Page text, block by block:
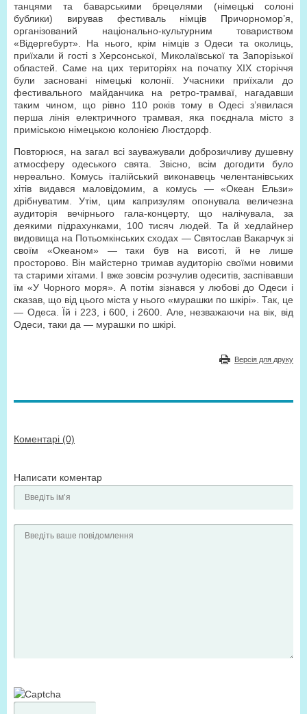
танцями та баварськими брецелями (німецькі солоні
бублики) вирував фестиваль німців Причорномор’я,
організований національно-культурним товариством
«Відергебурт». На нього, крім німців з Одеси та околиць,
приїхали й гості з Херсонської, Миколаївської та Запорізької
областей. Саме на цих територіях на початку ХІХ сторіччя
були засновані німецькі колонії. Учасники приїхали до
фестивального майданчика на ретро-трамваї, нагадавши
таким чином, що рівно 110 років тому в Одесі з’явилася
перша лінія електричного трамвая, яка поєднала місто з
приміською німецькою колонією Люстдорф.
Повторюся, на загал всі зауважували доброзичливу душевну
атмосферу одеського свята. Звісно, всім догодити було
нереально. Комусь італійський виконавець челентанівських
хітів видався маловідомим, а комусь — «Океан Ельзи»
дрібнуватим. Утім, цим капризулям опонувала величезна
аудиторія вечірнього гала-концерту, що налічувала, за
деякими підрахунками, 100 тисяч людей. Та й хедлайнер
видовища на Потьомкінських сходах — Святослав Вакарчук зі
своїм «Океаном» — таки був на висоті, й не лише
просторово. Він майстерно тримав аудиторію своїми новими
та старими хітами. І вже зовсім розчулив одеситів, заспівавши
їм «У Чорного моря». А потім зізнався у любові до Одеси і
сказав, що від цього міста у нього «мурашки по шкірі». Так, це
— Одеса. Їй і 223, і 600, і 2600. Але, незважаючи на вік, від
Одеси, таки да — мурашки по шкірі.
Версія для друку
Коментарі (0)
Написати коментар